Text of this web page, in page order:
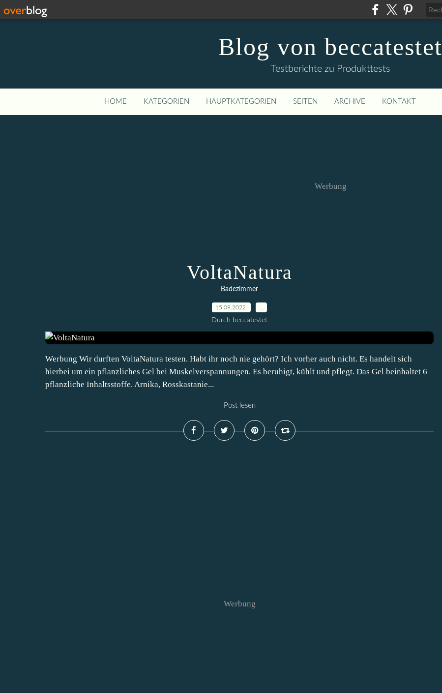
Blog von beccatestet
Testberichte zu Produkttests
HOME KATEGORIEN HAUPTKATEGORIEN SEITEN ARCHIVE KONTAKT
Werbung
VoltaNatura
Badezimmer
15.09.2022
Durch beccatestet
Werbung Wir durften VoltaNatura testen. Habt ihr noch nie gehört? Ich vorher auch nicht. Es handelt sich
hierbei um ein pflanzliches Gel bei Muskelverspannungen. Es beruhigt, kühlt und pflegt. Das Gel beinhaltet 6
pflanzliche Inhaltsstoffe. Arnika, Rosskastanie...
Post lesen
Werbung